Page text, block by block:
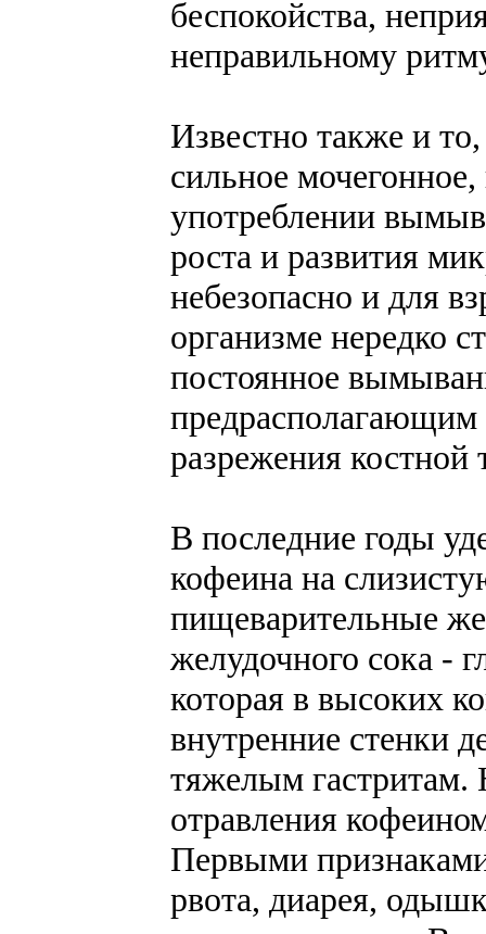
беспокойства,
неправильному
Известно также и
сильное
употреблении
роста и развития
небезопасно и для
организме нередко
постоянное
предрасполагающим
разрежения костной
В последние годы
кофеина на
пищеварительные
желудочного сока -
которая в высоких
внутренние стенки
тяжелым гастритам.
отравления
Первыми
рвота, диарея,